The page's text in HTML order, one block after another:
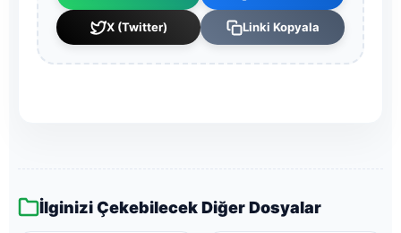
X (Twitter) Linki Kopyala
İlginizi Çekebilecek Diğer Dosyalar